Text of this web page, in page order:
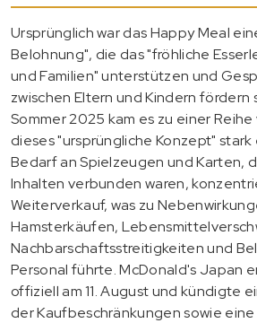
Ursprünglich war das Happy Meal
Belohnung", die das "fröhliche
und Familien" unterstützen und
zwischen Eltern und Kindern fördern
Sommer 2025 kam es zu einer
dieses "ursprüngliche Konzept"
Bedarf an Spielzeugen und Karten,
Inhalten verbunden waren,
Weiterverkauf, was zu
Hamsterkäufen,
Nachbarschaftsstreitigkeiten und
Personal führte. McDonald's Japan
offiziell am 11. August und kündigte
der Kaufbeschränkungen sowie